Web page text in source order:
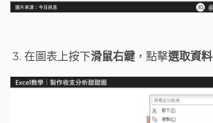
在圖表上按下滑鼠右鍵 ，點擊選取資料